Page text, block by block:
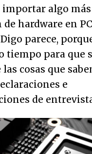
importar algo
hardware en
parece,
tiempo para que
cosas que
e
de